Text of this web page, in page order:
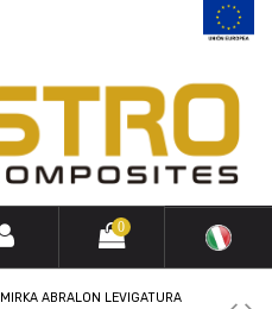
0
MIRKA ABRALON LEVIGATURA